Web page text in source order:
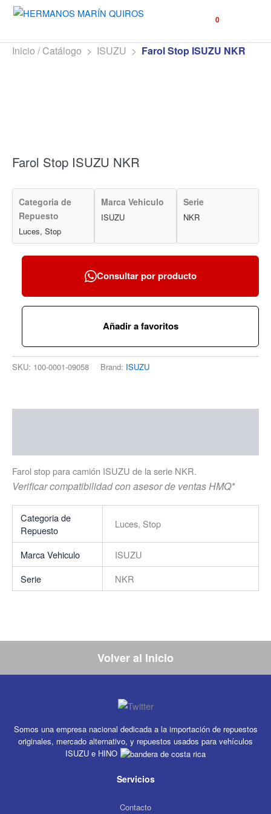
0
Inicio / Catálogo > ISUZU > Farol Stop ISUZU NKR
Farol Stop ISUZU NKR
Categoria de
Repuesto
Luces, Stop
Marca Vehiculo
ISUZU
Serie
NKR
Consultar por producto
Añadir a favoritos
SKU: 100-0001-09058 Brand: ISUZU
Farol stop para camión ISUZU de la serie NKR.
Verificar compatibilidad con asesor de ventas HMQ*
Categoria de
Repuesto
Luces, Stop
Marca Vehiculo
ISUZU
Serie
NKR
Volver al Inicio
Somos una empresa nacional dedicada a la importación de repuestos
originales, mercado alternativo, y repuestos usados para vehículos
ISUZU e HINO
Servicios
Contacto